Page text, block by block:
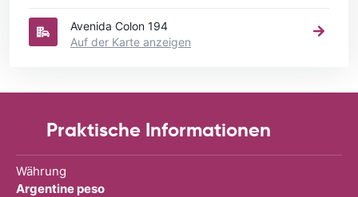
Avenida Colon 194
Auf der Karte anzeigen
Praktische Informationen
Währung
Argentine peso